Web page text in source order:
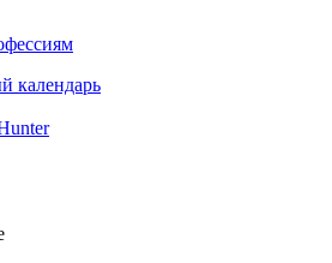
календарь